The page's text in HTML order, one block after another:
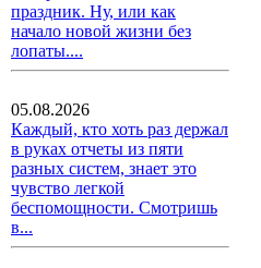
праздник. Ну, или как
начало новой жизни без
лопаты....
05.08.2026
Каждый, кто хоть раз держал
в руках отчеты из пяти
разных систем, знает это
чувство легкой
беспомощности. Смотришь
в...